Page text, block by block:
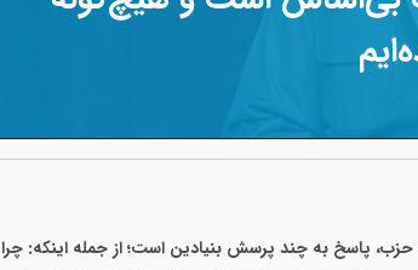
پاسخ به چند پرسش بنیادین است؛ از جمله اینکه: چرا